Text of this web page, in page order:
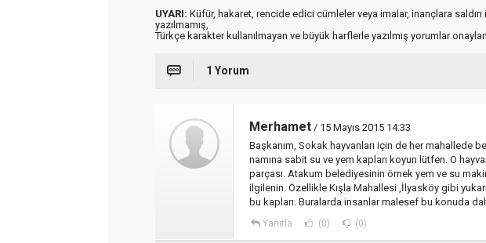
UYARI: Küfür, hakaret, rencide edici cümleler veya imalar, inançlara saldırı
yazılmamış,
Türkçe karakter kullanılmayan ve büyük harflerle yazılmış yorumlar
1 Yorum
Merhamet / 15 Mayıs 2015 14:33
Başkanım, Sokak hayvanları için de her mahallede
namına sabit su ve yem kapları koyun lütfen. O
parçası. Atakum belediyesinin örnek yem ve su
ilgilenin. Özellikle Kışla Mahallesi ,İlyasköy gibi
bu kapları. Buralarda insanlar malesef bu konuda
Yanıtla (0) (0)